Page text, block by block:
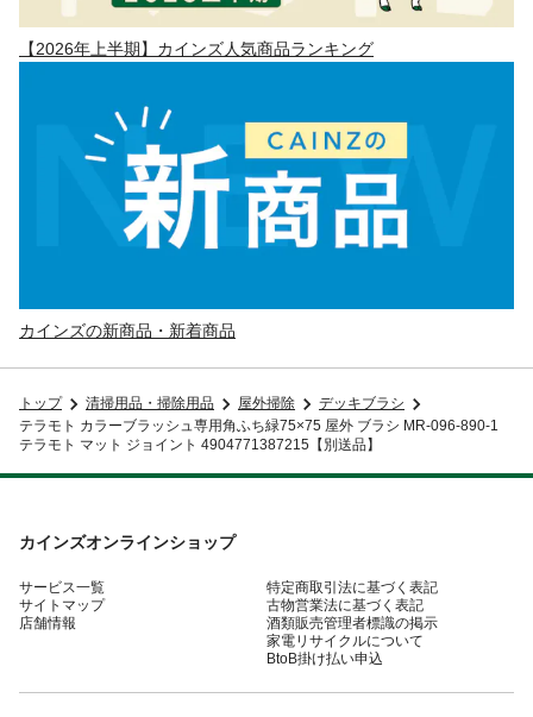
【2026年上半期】カインズ人気商品ランキング
カインズの新商品・新着商品
トップ 清掃用品・掃除用品 屋外掃除
デッキブラシ
テラモト カラーブラッシュ専用角ふち緑75×75 屋外 ブラシ MR-096-890-1
テラモト マット ジョイント 4904771387215【別送品】
カインズオンラインショップ
サービス一覧
サイトマップ
店舗情報
特定商取引法に基づく表記
古物営業法に基づく表記
酒類販売管理者標識の掲示
家電リサイクルについて
BtoB掛け払い申込